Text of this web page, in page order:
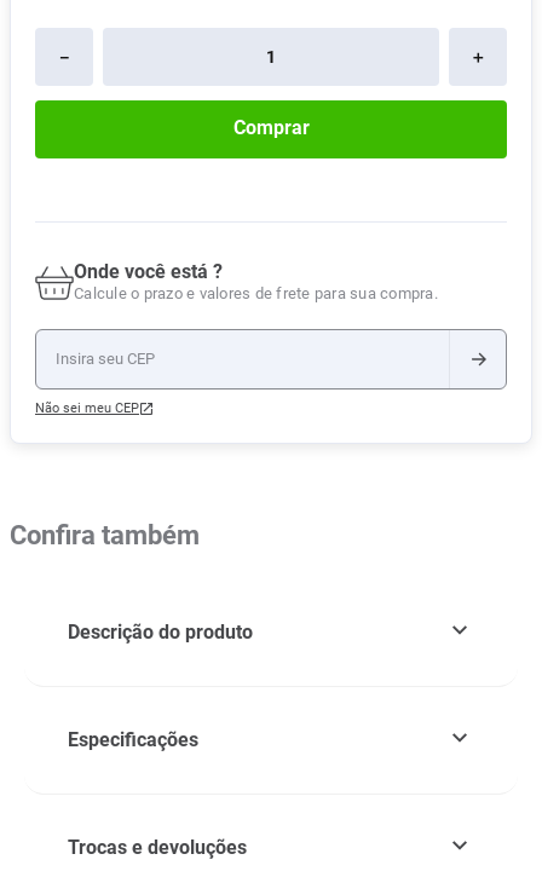
＋
－
Comprar
Onde você está ?
Calcule o prazo e valores de frete para sua compra.
Não sei meu CEP
Confira também
Descrição do produto
Especificações
Trocas e devoluções